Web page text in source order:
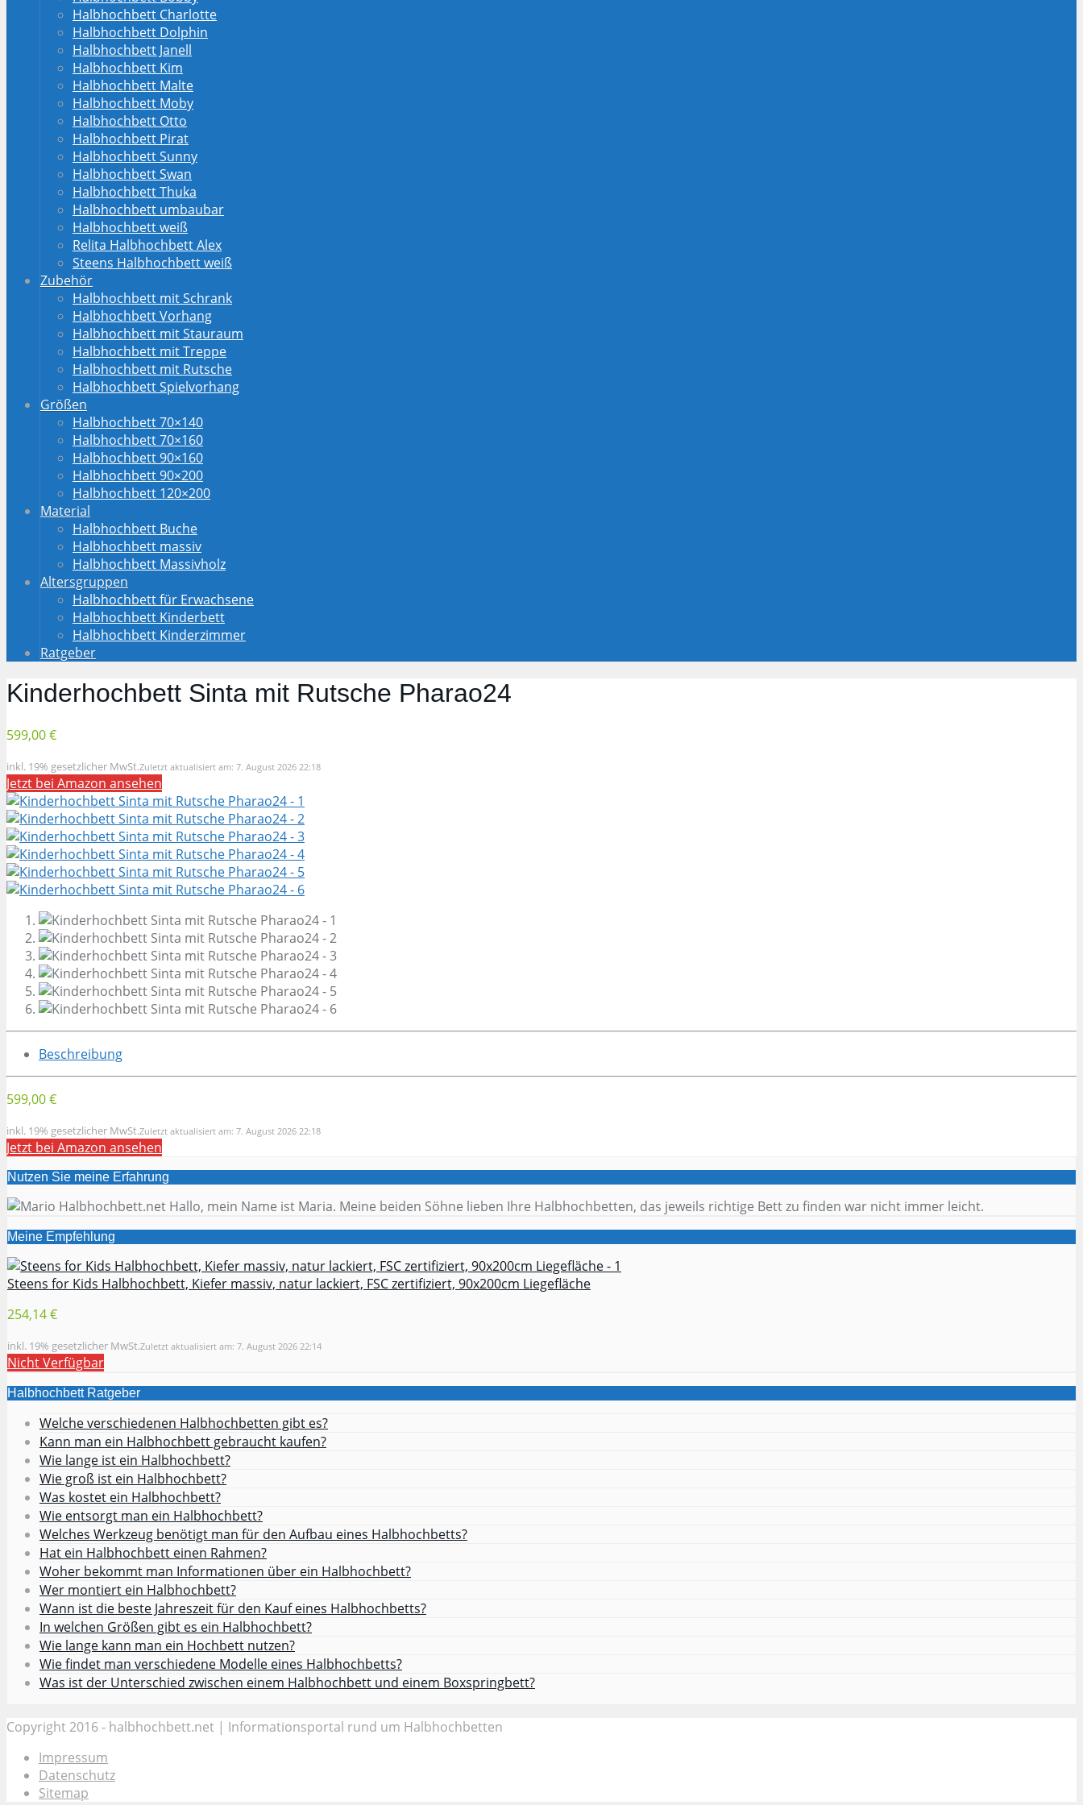
Halbhochbett Charlotte
Halbhochbett Dolphin
Halbhochbett Janell
Halbhochbett Kim
Halbhochbett Malte
Halbhochbett Moby
Halbhochbett Otto
Halbhochbett Pirat
Halbhochbett Sunny
Halbhochbett Swan
Halbhochbett Thuka
Halbhochbett umbaubar
Halbhochbett weiß
Relita Halbhochbett Alex
Steens Halbhochbett weiß
Zubehör
Halbhochbett mit Schrank
Halbhochbett Vorhang
Halbhochbett mit Stauraum
Halbhochbett mit Treppe
Halbhochbett mit Rutsche
Halbhochbett Spielvorhang
Größen
Halbhochbett 70×140
Halbhochbett 70×160
Halbhochbett 90×160
Halbhochbett 90×200
Halbhochbett 120×200
Material
Halbhochbett Buche
Halbhochbett massiv
Halbhochbett Massivholz
Altersgruppen
Halbhochbett für Erwachsene
Halbhochbett Kinderbett
Halbhochbett Kinderzimmer
Ratgeber
Kinderhochbett Sinta mit Rutsche Pharao24
599,00 €
inkl. 19% gesetzlicher MwSt.Zuletzt aktualisiert am: 7. August 2026 22:18
Jetzt bei Amazon ansehen
Beschreibung
599,00 €
inkl. 19% gesetzlicher MwSt.Zuletzt aktualisiert am: 7. August 2026 22:18
Jetzt bei Amazon ansehen
Nutzen Sie meine Erfahrung
Hallo, mein Name ist Maria. Meine beiden Söhne lieben Ihre Halbhochbetten, das jeweils richtige Bett zu finden war nicht immer leicht.
Meine Empfehlung
Steens for Kids Halbhochbett, Kiefer massiv, natur lackiert, FSC zertifiziert, 90x200cm Liegefläche
254,14 €
inkl. 19% gesetzlicher MwSt.Zuletzt aktualisiert am: 7. August 2026 22:14
Nicht Verfügbar
Halbhochbett Ratgeber
Welche verschiedenen Halbhochbetten gibt es?
Kann man ein Halbhochbett gebraucht kaufen?
Wie lange ist ein Halbhochbett?
Wie groß ist ein Halbhochbett?
Was kostet ein Halbhochbett?
Wie entsorgt man ein Halbhochbett?
Welches Werkzeug benötigt man für den Aufbau eines Halbhochbetts?
Hat ein Halbhochbett einen Rahmen?
Woher bekommt man Informationen über ein Halbhochbett?
Wer montiert ein Halbhochbett?
Wann ist die beste Jahreszeit für den Kauf eines Halbhochbetts?
In welchen Größen gibt es ein Halbhochbett?
Wie lange kann man ein Hochbett nutzen?
Wie findet man verschiedene Modelle eines Halbhochbetts?
Was ist der Unterschied zwischen einem Halbhochbett und einem Boxspringbett?
Copyright 2016 - halbhochbett.net | Informationsportal rund um Halbhochbetten
Impressum
Datenschutz
Sitemap